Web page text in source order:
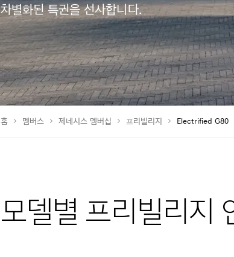
차별화된 특권을 선사합니다.
홈 멤버스 제네시스 멤버십 프리빌리지 Electrified G80
모델별 프리빌리지